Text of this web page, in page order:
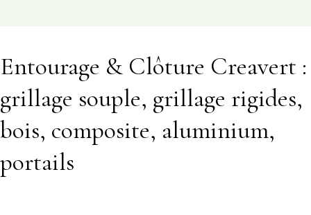
Entourage & Clôture Creavert :
grillage souple, grillage rigides,
bois, composite, aluminium,
portails